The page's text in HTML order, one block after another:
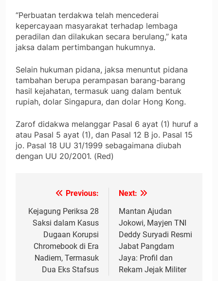
“Perbuatan terdakwa telah mencederai
kepercayaan masyarakat terhadap lembaga
peradilan dan dilakukan secara berulang,” kata
jaksa dalam pertimbangan hukumnya.
Selain hukuman pidana, jaksa menuntut pidana
tambahan berupa perampasan barang-barang
hasil kejahatan, termasuk uang dalam bentuk
rupiah, dolar Singapura, dan dolar Hong Kong.
Zarof didakwa melanggar Pasal 6 ayat (1) huruf a
atau Pasal 5 ayat (1), dan Pasal 12 B jo. Pasal 15
jo. Pasal 18 UU 31/1999 sebagaimana diubah
dengan UU 20/2001. (Red)
Navigasi
pos
Previous:
Kejagung Periksa 28
Saksi dalam Kasus
Dugaan Korupsi
Chromebook di Era
Nadiem, Termasuk
Dua Eks Stafsus
Next:
Mantan Ajudan
Jokowi, Mayjen TNI
Deddy Suryadi Resmi
Jabat Pangdam
Jaya: Profil dan
Rekam Jejak Militer